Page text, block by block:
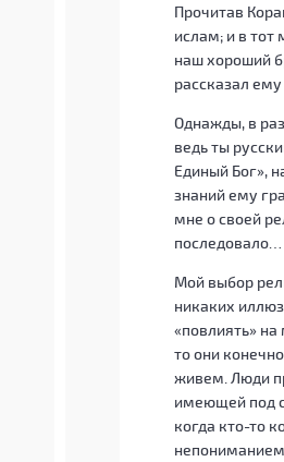
Прочитав
ислам; и в тот
наш хороший
рассказал
Однажды, в
ведь ты
Единый Бог»,
знаний ему
мне о своей
последовало…
Мой выбор
никаких
«повлиять» на
то они
живем. Люди
имеющей под
когда кто-то